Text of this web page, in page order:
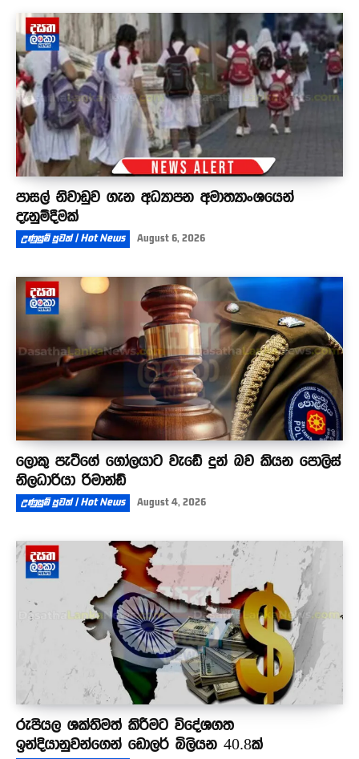
පාසල් නිවාඩුව ගැන අධ්‍යාපන අමාත්‍යාංශයෙන්
දැනුම්දීමක්
උණුසුම් පුවත් | Hot News August 6, 2026
ලොකු පැටීගේ ගෝලයාට වැඩේ දුන් බව කියන පොලිස්
නිලධාරියා රිමාන්ඩ්
උණුසුම් පුවත් | Hot News August 4, 2026
රුපියල ශක්තිමත් කිරීමට විදේශගත
ඉන්දියානුවන්ගෙන් ඩොලර් බිලියන 40.8ක්